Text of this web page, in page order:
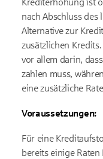
Krediterhöhung ist
nach Abschluss des
Alternative zur
zusätzlichen
vor allem darin,
zahlen muss,
eine zusätzliche
Voraussetzungen:
Für eine
bereits einige